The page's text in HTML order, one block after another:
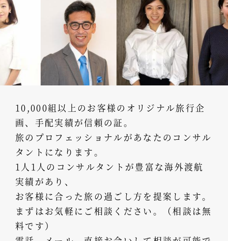
10,000組以上のお客様のオリジナル旅行企
画、手配実績が信頼の証。
旅のプロフェッショナルがあなたのコンサル
タントになります。
1人1人のコンサルタントが豊富な海外渡航
実績があり、
お客様に合った旅の過ごし方を提案します。
まずはお気軽にご相談ください。（相談は無
料です）